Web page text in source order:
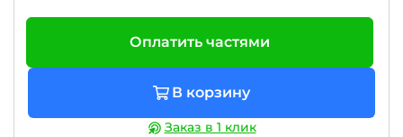
Оплатить частями
В корзину
Заказ в 1 клик